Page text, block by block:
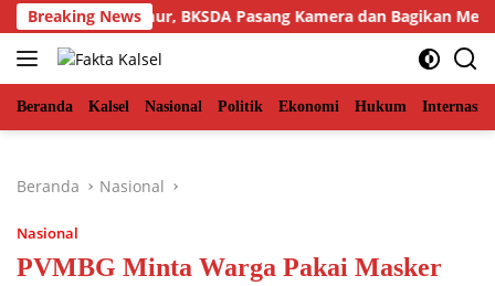
Langsung
ke
konten
Breaking News
Aceh Timur, BKSDA Pasang Kamera dan Bagikan Mercon
Beranda Kalsel Nasional Politik Ekonomi Hukum
Beranda Nasional
Nasional
PVMBG Minta Warga Pakai Masker